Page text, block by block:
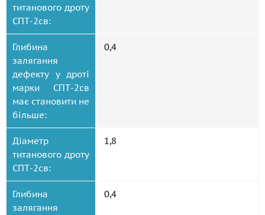
титанового дроту
СПТ-2св:
Глибина
залягання
дефекту у дроті
марки СПТ-2св
має становити не
більше:
0,4
Діаметр
титанового дроту
СПТ-2св:
1,8
Глибина
залягання
0,4